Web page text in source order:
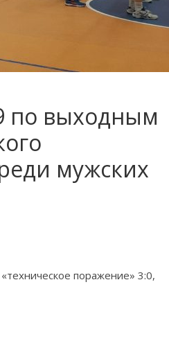
по выходным
мужских
поражение» 3:0,